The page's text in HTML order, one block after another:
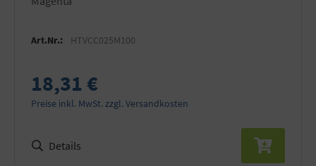
Art.Nr.: HTVCC025M100
18,31 €
Preise inkl. MwSt. zzgl. Versandkosten
Details